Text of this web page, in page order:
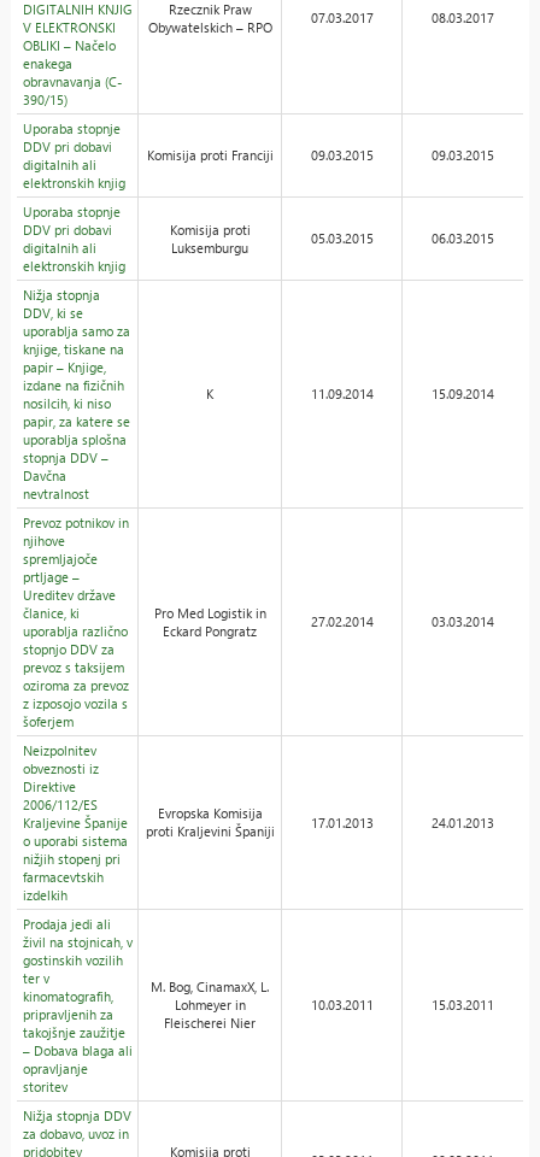
DIGITALNIH KNJIG
V ELEKTRONSKI
OBLIKI – Načelo
enakega
obravnavanja (C-
390/15)
Rzecznik Praw
Obywatelskich – RPO
07.03.2017 08.03.2017
Uporaba stopnje
DDV pri dobavi
digitalnih ali
elektronskih knjig
Komisija proti Franciji 09.03.2015 09.03.2015
Uporaba stopnje
DDV pri dobavi
digitalnih ali
elektronskih knjig
Komisija proti
Luksemburgu
05.03.2015 06.03.2015
Nižja stopnja
DDV, ki se
uporablja samo za
knjige, tiskane na
papir – Knjige,
izdane na fizičnih
nosilcih, ki niso
papir, za katere se
uporablja splošna
stopnja DDV –
Davčna
nevtralnost
K 11.09.2014 15.09.2014
Prevoz potnikov in
njihove
spremljajoče
prtljage –
Ureditev države
članice, ki
uporablja različno
stopnjo DDV za
prevoz s taksijem
oziroma za prevoz
z izposojo vozila s
šoferjem
Pro Med Logistik in
Eckard Pongratz
27.02.2014 03.03.2014
Neizpolnitev
obveznosti iz
Direktive
2006/112/ES
Kraljevine Španije
o uporabi sistema
nižjih stopenj pri
farmacevtskih
izdelkih
Evropska Komisija
proti Kraljevini Španiji
17.01.2013 24.01.2013
Prodaja jedi ali
živil na stojnicah, v
gostinskih vozilih
ter v
kinomatografih,
pripravljenih za
takojšnje zaužitje
– Dobava blaga ali
opravljanje
storitev
M. Bog, CinamaxX, L.
Lohmeyer in
Fleischerei Nier
10.03.2011 15.03.2011
Nižja stopnja DDV
za dobavo, uvoz in
pridobitev
Komisija proti